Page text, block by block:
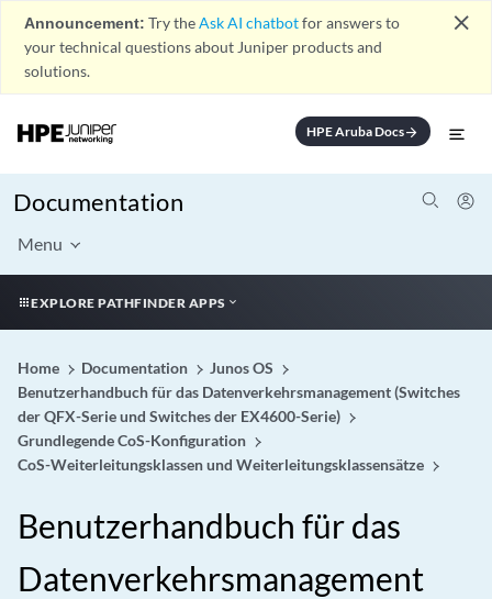
Announcement: Try theAsk AI chatbotfor answers to
your technical questions about Juniper products and
solutions.
close
HPE Aruba Docsarrow_forward
Documentation
Menu
EXPLORE PATHFINDER APPS
Home Documentation
Junos OS
Benutzerhandbuch für das Datenverkehrsmanagement (Switches
der QFX-Serie und Switches der EX4600-Serie)
Grundlegende CoS-Konfiguration
CoS-Weiterleitungsklassen und Weiterleitungsklassensätze
Benutzerhandbuch für das
Datenverkehrsmanagement